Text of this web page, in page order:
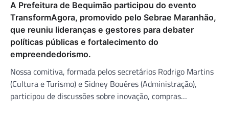
A Prefeitura de Bequimão participou do evento
TransformAgora, promovido pelo Sebrae Maranhão,
que reuniu lideranças e gestores para debater
políticas públicas e fortalecimento do
empreendedorismo.
Nossa comitiva, formada pelos secretários Rodrigo Martins
(Cultura e Turismo) e Sidney Bouéres (Administração),
participou de discussões sobre inovação, compras…